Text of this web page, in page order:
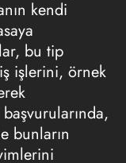
kendi
bu tip
işlerini, örnek
bunların